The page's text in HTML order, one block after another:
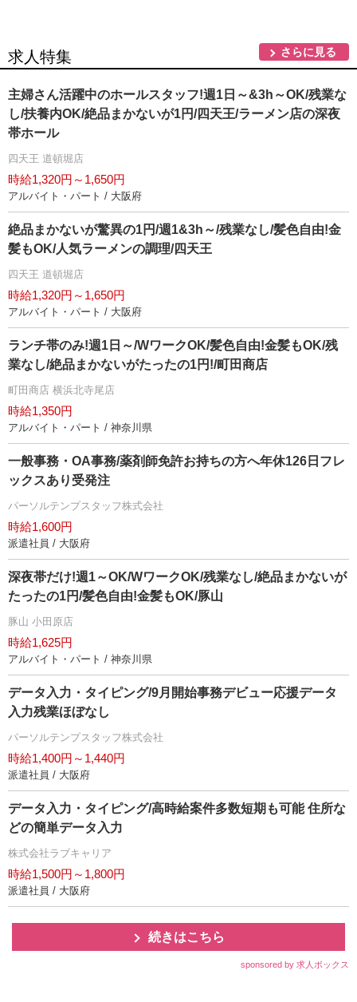
求人特集 さらに見る
主婦さん活躍中のホールスタッフ!週1日～&3h～OK/残業な
し/扶養内OK/絶品まかないが1円/四天王/ラーメン店の深夜
帯ホール
四天王 道頓堀店
時給1,320円～1,650円
アルバイト・パート / 大阪府
絶品まかないが驚異の1円/週1&3h～/残業なし/髪色自由!金
髪もOK/人気ラーメンの調理/四天王
四天王 道頓堀店
時給1,320円～1,650円
アルバイト・パート / 大阪府
ランチ帯のみ!週1日～/WワークOK/髪色自由!金髪もOK/残
業なし/絶品まかないがたったの1円!/町田商店
町田商店 横浜北寺尾店
時給1,350円
アルバイト・パート / 神奈川県
一般事務・OA事務/薬剤師免許お持ちの方へ年休126日フレ
ックスあり受発注
パーソルテンプスタッフ株式会社
時給1,600円
派遣社員 / 大阪府
深夜帯だけ!週1～OK/WワークOK/残業なし/絶品まかないが
たったの1円/髪色自由!金髪もOK/豚山
豚山 小田原店
時給1,625円
アルバイト・パート / 神奈川県
データ入力・タイピング/9月開始事務デビュー応援データ
入力残業ほぼなし
パーソルテンプスタッフ株式会社
時給1,400円～1,440円
派遣社員 / 大阪府
データ入力・タイピング/高時給案件多数短期も可能 住所な
どの簡単データ入力
株式会社ラブキャリア
時給1,500円～1,800円
派遣社員 / 大阪府
続きはこちら
sponsored by 求人ボックス